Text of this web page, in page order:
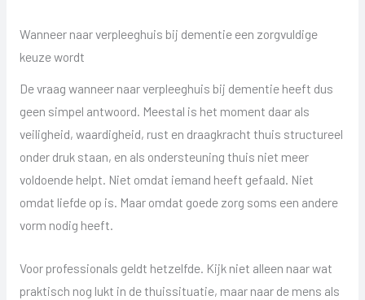
Wanneer naar verpleeghuis bij dementie een zorgvuldige
keuze wordt
De vraag wanneer naar verpleeghuis bij dementie heeft dus
geen simpel antwoord. Meestal is het moment daar als
veiligheid, waardigheid, rust en draagkracht thuis structureel
onder druk staan, en als ondersteuning thuis niet meer
voldoende helpt. Niet omdat iemand heeft gefaald. Niet
omdat liefde op is. Maar omdat goede zorg soms een andere
vorm nodig heeft.
Voor professionals geldt hetzelfde. Kijk niet alleen naar wat
praktisch nog lukt in de thuissituatie, maar naar de mens als